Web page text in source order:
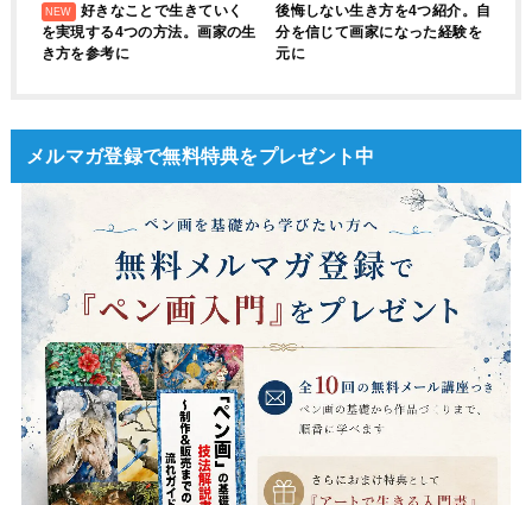
好きなことで生きていく
を実現する4つの方法。画家の生
き方を参考に
後悔しない生き方を4つ紹介。自
分を信じて画家になった経験を
元に
メルマガ登録で無料特典をプレゼント中